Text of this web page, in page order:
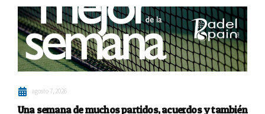
agosto 7, 2026
Una semana de muchos partidos, acuerdos y también